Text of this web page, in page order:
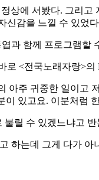
상에 서봤다. 그리
신감을 느낄 수 있었
과 함께 프로그램
로 <전국노래자랑>의
아주 귀중한 일이고
있고요. 이분처럼
릴 수 있겠느냐고
하는데 그게 다가